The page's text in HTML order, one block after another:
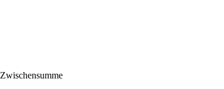
Zwischensumme